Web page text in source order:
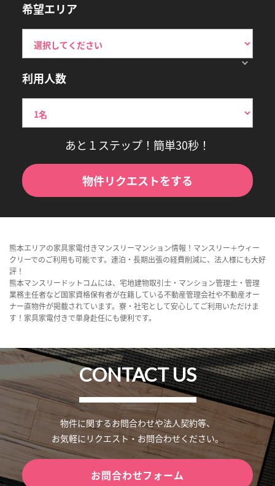
希望エリア
利用人数
あと１ステップ！簡単30秒！
物件リクエストをする
熊本エリアの家具家電付きマンスリーマンション情報！マンスリー＋ウィー
クリーでのご利用も可能です。連泊・長期出張の経費削減に、法人様にも大好
評！
熊本マンスリードットコムには、宅地建物取引士・マンション管理士・管理
業務主任者など国家資格保有者が在籍している不動産管理会社や不動産オー
ナー直物件が掲載されています。寮・社宅として安心してご利用いただけま
す！家具家電付きで単身赴任にも便利です。
CONTACT US
物件に関するお問合わせや法人契約等、
お気軽にリクエスト・お問合わせください。
お問合わせフォーム